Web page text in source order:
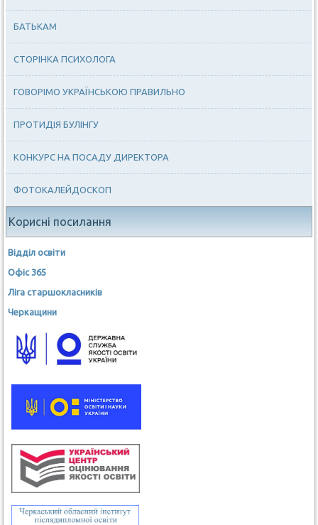
БАТЬКАМ
СТОРІНКА ПСИХОЛОГА
ГОВОРІМО УКРАЇНСЬКОЮ ПРАВИЛЬНО
ПРОТИДІЯ БУЛІНГУ
КОНКУРС НА ПОСАДУ ДИРЕКТОРА
ФОТОКАЛЕЙДОСКОП
Корисні посилання
Відділ освіти
Офіс 365
Ліга старшокласників
Черкащини